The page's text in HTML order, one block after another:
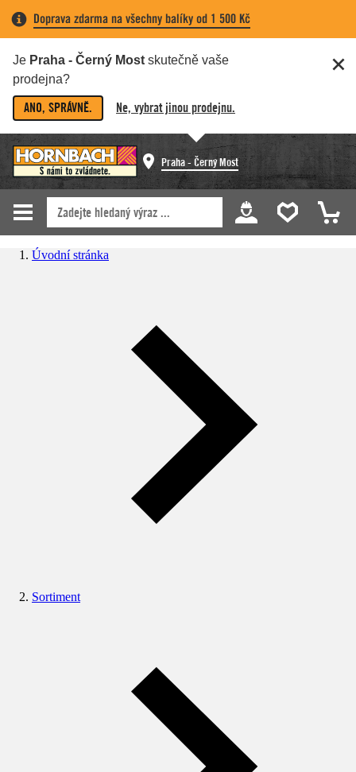
Doprava zdarma na všechny balíky od 1 500 Kč
Je Praha - Černý Most skutečně vaše
prodejna?
ANO, SPRÁVNĚ. Ne, vybrat jinou prodejnu.
Praha - Černý Most
Úvodní stránka
Sortiment